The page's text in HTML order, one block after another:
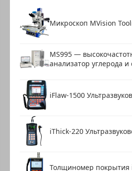
Микроскоп MVision
MS995 —
анализатор углерода и
iFlaw-1500
iThick-220
Толщиномер покрытия